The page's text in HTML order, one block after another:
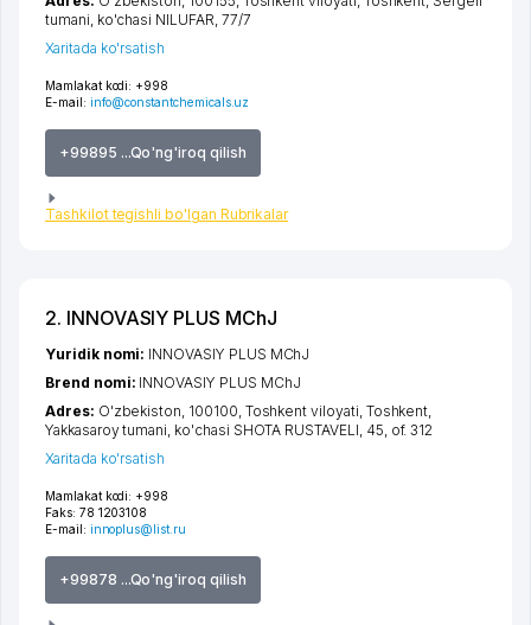
Mamlakat kodi: +998
E-mail: info@constantchemicals.uz
+99895 ...Qo'ng'iroq qilish
Tashkilot tegishli bo'lgan Rubrikalar
tumani, ko'chasi NILUFAR, 77/7
Xaritada ko'rsatish
2. INNOVASIY PLUS MChJ
Mamlakat kodi: +998
Faks: 78 1203108
E-mail: innoplus@list.ru
+99878 ...Qo'ng'iroq qilish
Yuridik nomi: INNOVASIY PLUS MChJ
Brend nomi: INNOVASIY PLUS MChJ
Adres: O'zbekiston, 100100, Toshkent viloyati, Toshkent,
Yakkasaroy tumani, ko'chasi SHOTA RUSTAVELI, 45, of. 312
Xaritada ko'rsatish